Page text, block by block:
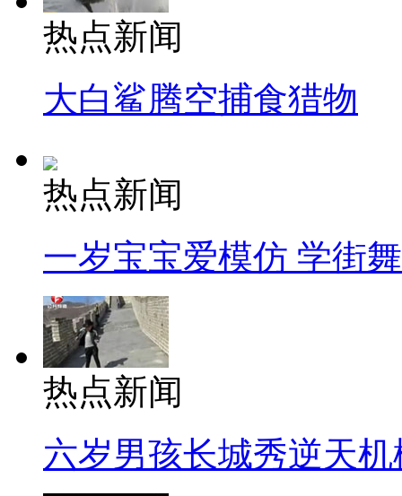
热点新闻
大白鲨腾空捕食猎物
热点新闻
一岁宝宝爱模仿 学街
热点新闻
六岁男孩长城秀逆天机